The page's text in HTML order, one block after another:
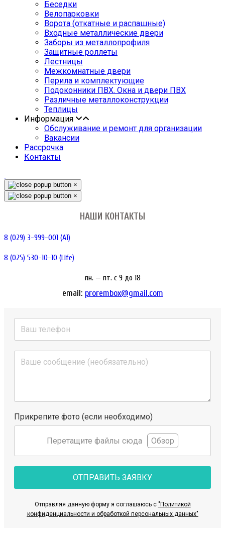
Беседки
Велопарковки
Ворота (откатные и распашные)
Входные металлические двери
Заборы из металлопрофиля
Защитные роллеты
Лестницы
Межкомнатные двери
Перила и комплектующие
Подоконники ПВХ. Окна и двери ПВХ
Различные металлоконструкции
Теплицы
Информация
Обслуживание и ремонт для организации
Вакансии
Рассрочка
Контакты
×
×
НАШИ КОНТАКТЫ
8 (029) 3-999-001 (A1)
8 (025) 530-10-10 (Life)
пн. — пт. c 9 до 18
email: prorembox@gmail.com
Прикрепите фото (если необходимо)
Перетащите файлы сюда Обзор
ОТПРАВИТЬ ЗАЯВКУ
Отправляя данную форму я соглашаюсь с "Политикой
конфиденциальности и обработкой персональных данных"